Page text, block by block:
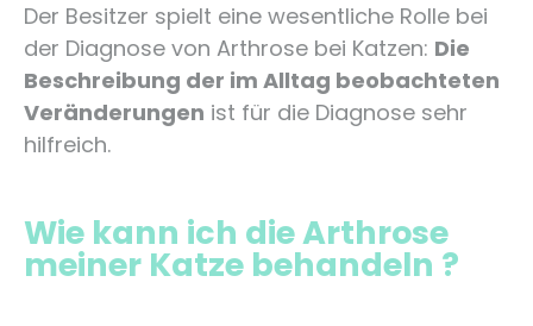
Der Besitzer spielt eine wesentliche Rolle bei
der Diagnose von Arthrose bei Katzen: Die
Beschreibung der im Alltag beobachteten
Veränderungen ist für die Diagnose sehr
hilfreich.
Wie kann ich die Arthrose
meiner Katze behandeln ?